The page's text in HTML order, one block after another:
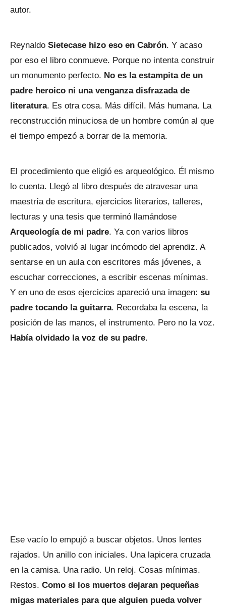
autor.
Reynaldo Sietecase hizo eso en Cabrón. Y acaso
por eso el libro conmueve. Porque no intenta construir
un monumento perfecto. No es la estampita de un
padre heroico ni una venganza disfrazada de
literatura. Es otra cosa. Más difícil. Más humana. La
reconstrucción minuciosa de un hombre común al que
el tiempo empezó a borrar de la memoria.
El procedimiento que eligió es arqueológico. Él mismo
lo cuenta. Llegó al libro después de atravesar una
maestría de escritura, ejercicios literarios, talleres,
lecturas y una tesis que terminó llamándose
Arqueología de mi padre. Ya con varios libros
publicados, volvió al lugar incómodo del aprendiz. A
sentarse en un aula con escritores más jóvenes, a
escuchar correcciones, a escribir escenas mínimas.
Y en uno de esos ejercicios apareció una imagen: su
padre tocando la guitarra. Recordaba la escena, la
posición de las manos, el instrumento. Pero no la voz.
Había olvidado la voz de su padre.
Ese vacío lo empujó a buscar objetos. Unos lentes
rajados. Un anillo con iniciales. Una lapicera cruzada
en la camisa. Una radio. Un reloj. Cosas mínimas.
Restos. Como si los muertos dejaran pequeñas
migas materiales para que alguien pueda volver